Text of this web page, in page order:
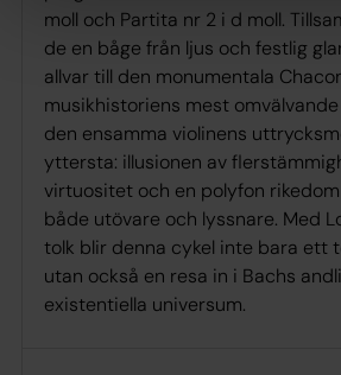
moll och Partita nr 2 i d moll.
de en båge från ljus och festlig
allvar till den monumentala
musikhistoriens mest
den ensamma violinens
yttersta: illusionen av
virtuositet och en polyfon
både utövare och lyssnare. Med
tolk blir denna cykel inte bara ett
utan också en resa in i Bachs
existentiella universum.